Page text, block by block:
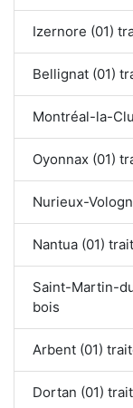
Izernore (01)
Bellignat (01)
Montréal-la-
Oyonnax (01)
Nurieux-
Nantua (01)
Saint-Martin-
bois
Arbent (01)
Dortan (01)